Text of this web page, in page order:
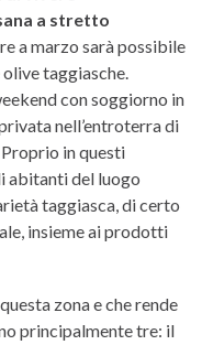
a stretto
a marzo sarà possibile
taggiasche.
con soggiorno in
nell’entroterra di
in questi
abitanti del luogo
taggiasca, di certo
insieme ai prodotti
zona e che rende
principalmente tre: il